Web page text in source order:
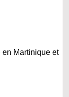
en Martinique et